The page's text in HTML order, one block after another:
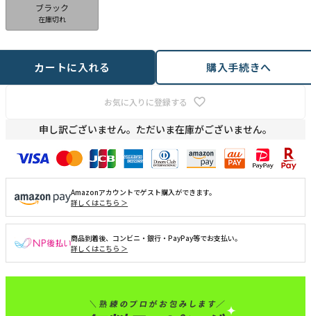
ブラック
在庫切れ
お気に入りに登録する
カートに入れる 購入手続きへ
申し訳ございません。ただいま在庫がございません。
Amazonアカウントでゲスト購入ができます。
詳しくはこちら ＞
商品到着後、コンビニ・銀行・PayPay等でお支払い。
詳しくはこちら ＞